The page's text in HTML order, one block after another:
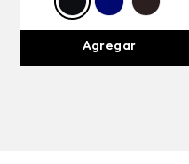
Agregar